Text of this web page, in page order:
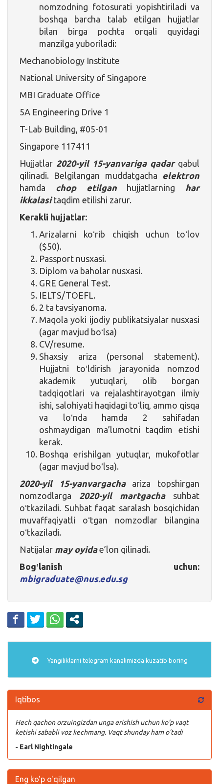
nomzodning fotosurati yopishtiriladi va
boshqa barcha talab etilgan hujjatlar
bilan birga pochta orqali quyidagi
manzilga yuboriladi:
Mechanobiology Institute
National University of Singapore
MBI Graduate Office
5A Engineering Drive 1
T-Lab Building, #05-01
Singapore 117411
Hujjatlar 2020-yil 15-yanvariga qadarqabul
qilinadi. Belgilangan muddatgacha elektron
hamda chop etilgan hujjatlarning har
ikkalasitaqdim etilishi zarur.
Kerakli hujjatlar:
Arizalarni koʻrib chiqish uchun toʻlov
($50).
Passport nusxasi.
Diplom va baholar nusxasi.
GRE General Test.
IELTS/TOEFL.
2 ta tavsiyanoma.
Maqola yoki ijodiy publikatsiyalar nusxasi
(agar mavjud boʻlsa)
CV/resume.
Shaxsiy ariza (personal statement).
Hujjatni toʻldirish jarayonida nomzod
akademik yutuqlari, olib borgan
tadqiqotlari va rejalashtirayotgan ilmiy
ishi, salohiyati haqidagi toʻliq, ammo qisqa
va loʻnda hamda 2 sahifadan
oshmaydigan ma’lumotni taqdim etishi
kerak.
Boshqa erishilgan yutuqlar, mukofotlar
(agar mavjud boʻlsa).
2020-yil 15-yanvargachaariza topshirgan
nomzodlarga
2020-yil martgacha
suhbat
oʻtkaziladi. Suhbat faqat saralash bosqichidan
muvaffaqiyatli oʻtgan nomzodlar bilangina
oʻtkaziladi.
Natijalar may oyida e’lon qilinadi.
Bogʻlanish uchun:
mbigraduate@nus.edu.sg
Yangiliklarni telegram kanalimizda kuzatib boring
Iqtibos
Hech qachon orzuingizdan unga erishish uchun ko’p vaqt
ketishi sababli voz kechmang. Vaqt shunday ham o’tadi
- Earl Nightingale
Eng ko'p o'qilgan